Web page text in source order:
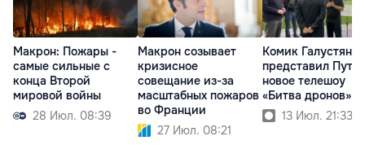
Макрон: Пожары -
самые сильные с
конца Второй
мировой войны
28 Июл. 08:39
Макрон созывает
кризисное
совещание из-за
масштабных пожаров
во Франции
27 Июл. 08:21
Комик Галустян
представил
новое телешоу
«Битва дронов»
13 Июл. 21:33